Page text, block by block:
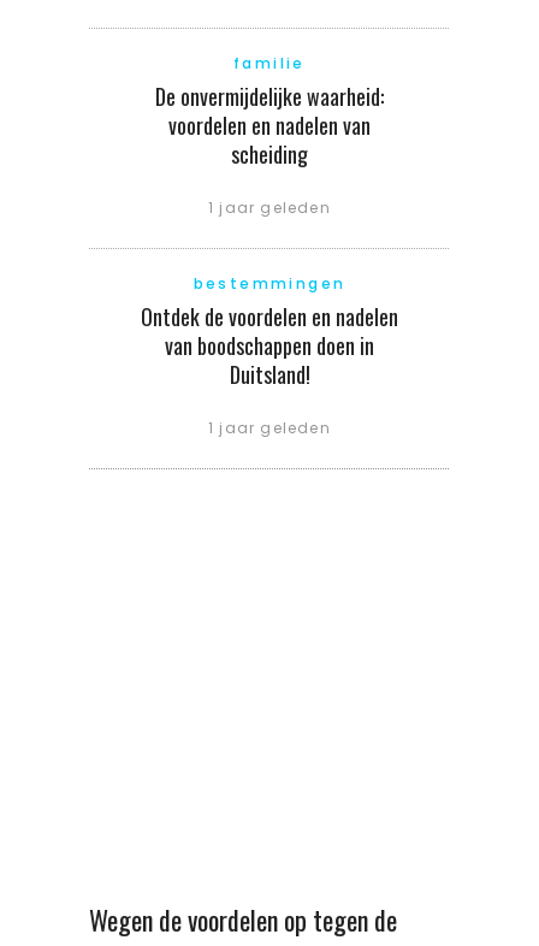
familie
De onvermijdelijke waarheid:
voordelen en nadelen van
scheiding
1 jaar geleden
bestemmingen
Ontdek de voordelen en nadelen
van boodschappen doen in
Duitsland!
1 jaar geleden
Wegen de voordelen op tegen de